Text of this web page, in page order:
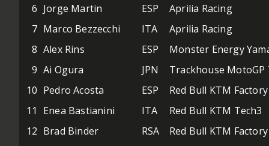
6 Jorge Martin ESP
Aprilia Racing
7 Marco Bezzecchi ITA
Aprilia Racing
8 Alex Rins ESP
Monster Energy
9 Ai Ogura JPN
Trackhouse MotoGP
10 Pedro Acosta ESP
Red Bull KTM
11
Enea Bastianini ITA
Red Bull KTM Tech3
12 Brad Binder RSA
Red Bull KTM